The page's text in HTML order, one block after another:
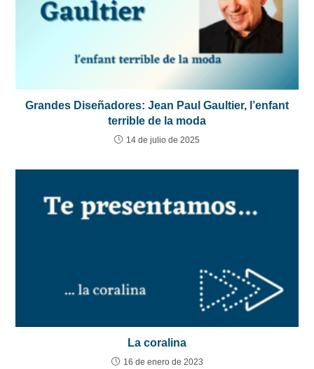
Grandes Diseñadores: Jean Paul Gaultier, l’enfant
terrible de la moda
14 de julio de 2025
La coralina
16 de enero de 2023